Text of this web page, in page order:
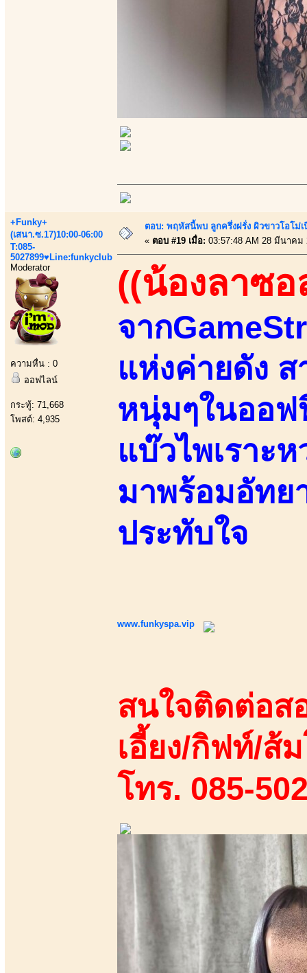
+Funky+
(เสนา.ซ.17)10:00-06:00
T:085-
5027899♥Line:funkyclub
Moderator
ความหื่น : 0
ออฟไลน์
กระทู้: 71,668
โพสต์: 4,935
ตอบ: พฤหัสนี้พบ ลูกครึ่งฝรั่ง ผิวขาวโอโม่
« ตอบ #19 เมื่อ: 03:57:48 AM 28 มีนาคม
((น้องลาซอ
จาก
แห่งค่ายดัง
หนุ่มๆในออฟ
แบ๊วไพเราะ
มาพร้อมอัทย
ประทับใจ
www.funkyspa.vip
สนใจติดต่อส
เอี้ยง/กิฟท์/ส้
โทร. 085-